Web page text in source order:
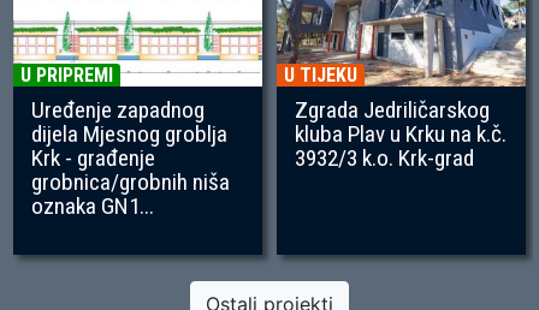
U PRIPREMI
Uređenje zapadnog
dijela Mjesnog groblja
Krk - građenje
grobnica/grobnih niša
oznaka GN1...
U TIJEKU
Zgrada Jedriličarskog
kluba Plav u Krku na k.č.
3932/3 k.o. Krk-grad
Ostali projekti